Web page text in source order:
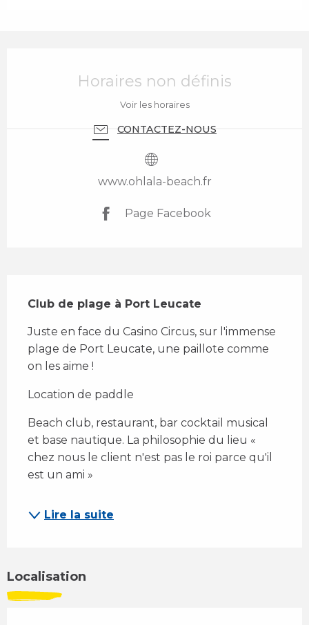
Horaires non définis
Voir les horaires
CONTACTEZ-NOUS
www.ohlala-beach.fr
Page Facebook
Club de plage à Port Leucate
Juste en face du Casino Circus, sur l'immense
plage de Port Leucate, une paillote comme
on les aime !
Location de paddle
Beach club, restaurant, bar cocktail musical
et base nautique. La philosophie du lieu «
chez nous le client n'est pas le roi parce qu'il
est un ami »
Lire la suite
Localisation